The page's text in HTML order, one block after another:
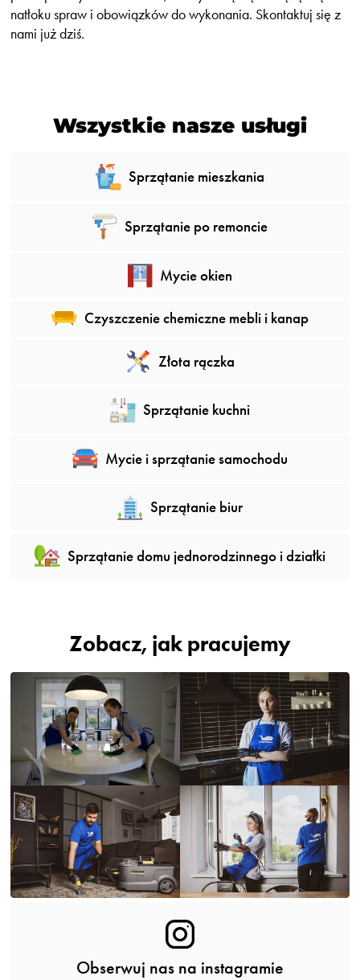
natłoku spraw i obowiązków do wykonania. Skontaktuj się z
nami już dziś.
Wszystkie nasze usługi
Sprzątanie mieszkania
Sprzątanie po remoncie
Mycie okien
Czyszczenie chemiczne mebli i kanap
Złota rączka
Sprzątanie kuchni
Mycie i sprzątanie samochodu
Sprzątanie biur
Sprzątanie domu jednorodzinnego i działki
Zobacz, jak pracujemy
Obserwuj nas na instagramie